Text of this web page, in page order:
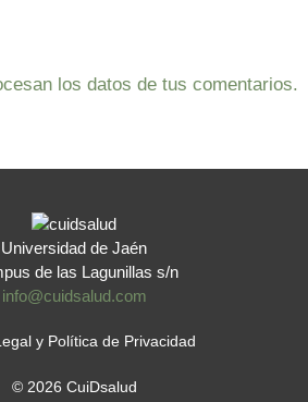
los datos de tus comentarios.
Universidad de Jaén
de las Lagunillas s/n
info@cuidsalud.com
y Política de Privacidad
© 2026 CuiDsalud